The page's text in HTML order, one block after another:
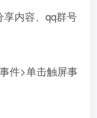
内容、qq群号
件>单击触屏事